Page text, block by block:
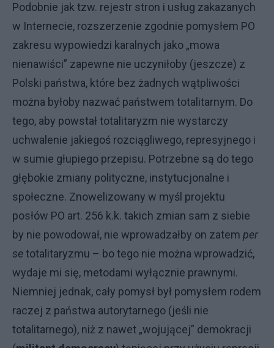
Podobnie jak tzw. rejestr stron i usług zakazanych
w Internecie, rozszerzenie zgodnie pomysłem PO
zakresu wypowiedzi karalnych jako „mowa
nienawiści” zapewne nie uczyniłoby (jeszcze) z
Polski państwa, które bez żadnych wątpliwości
można byłoby nazwać państwem totalitarnym. Do
tego, aby powstał totalitaryzm nie wystarczy
uchwalenie jakiegoś rozciągliwego, represyjnego i
w sumie głupiego przepisu. Potrzebne są do tego
głębokie zmiany polityczne, instytucjonalne i
społeczne. Znowelizowany w myśl projektu
posłów PO art. 256 k.k. takich zmian sam z siebie
by nie powodował, nie wprowadzałby on zatem per
setotalitaryzmu – bo tego nie można wprowadzić,
wydaje mi się, metodami wyłącznie prawnymi.
Niemniej jednak, cały pomysł był pomysłem rodem
raczej z państwa autorytarnego (jeśli nie
totalitarnego), niż z nawet „wojującej” demokracji